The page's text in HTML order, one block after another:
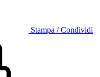
Stampa / Condividi